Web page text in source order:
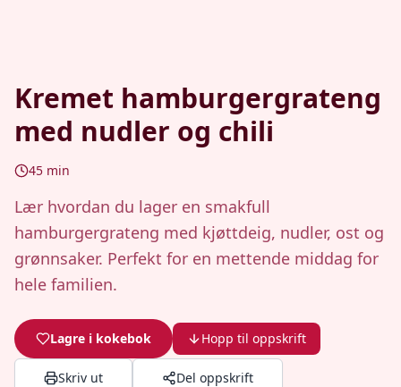
Kremet hamburgergrateng
med nudler og chili
45 min
Lær hvordan du lager en smakfull
hamburgergrateng med kjøttdeig, nudler, ost og
grønnsaker. Perfekt for en mettende middag for
hele familien.
Lagre i kokebok Hopp til oppskrift
Skriv ut Del oppskrift